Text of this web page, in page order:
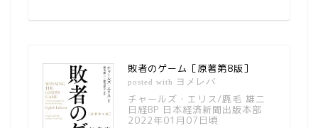
敗者のゲーム［原著第8版］
posted with ヨメレバ
チャールズ・エリス/鹿毛 雄二
日経BP 日本経済新聞出版本部
2022年01月07日頃